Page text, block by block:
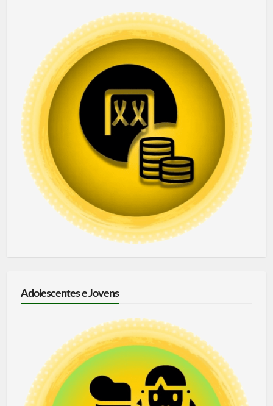
Adolescentes e Jovens